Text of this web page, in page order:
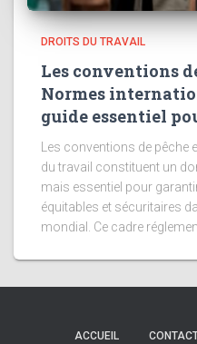
DROITS DU TRAVAIL
Les conventions
Normes
guide essentiel
Les conventions de
du travail constituent un
mais essentiel pour
équitables et sécuritaires
mondial. Ce cadre
ACCUEIL